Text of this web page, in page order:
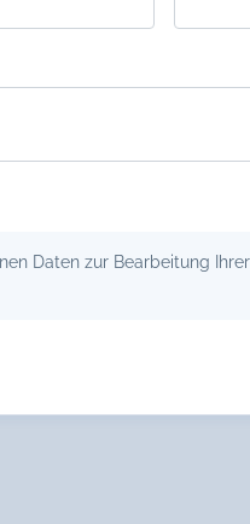
Daten zur Bearbeitung